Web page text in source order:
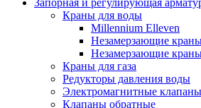
Запорная и регулирующая
Краны для воды
Millennium Elleven
Незамерзающие
Незамерзающие
Краны для газа
Редукторы давления воды
Электромагнитные клапаны
Клапаны обратные